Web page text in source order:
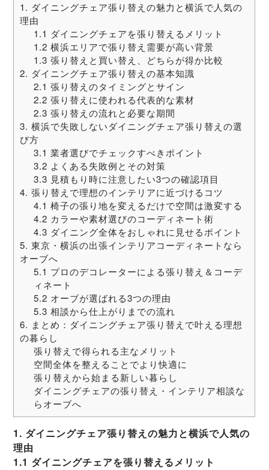
1. ダイニングチェア張り替えの魅力と横浜で人気の
理由
1.1 ダイニングチェアを張り替えるメリット
1.2 横浜エリアで張り替え需要が高い背景
1.3 張り替えと買い替え、どちらが得か比較
2. ダイニングチェア張り替えの基本知識
2.1 張り替えのタイミングとサイン
2.2 張り替えに使われる代表的な素材
2.3 張り替えの流れと必要な期間
3. 横浜で失敗しないダイニングチェア張り替えの選
び方
3.1 業者選びでチェックすべきポイント
3.2 よくある失敗例とその対策
3.3 見積もり時に注意したい3つの確認項目
4. 張り替えで理想のインテリアに近づけるコツ
4.1 椅子の張り地を変えるだけで空間は激変する
4.2 カラーや素材選びのコーディネート術
4.3 ダイニング全体をおしゃれに見せるポイント
5. 東京・横浜の出張インテリアコーディネートなら
オーブへ
5.1 プロのデコレーターによる張り替え＆コーデ
ィネート
5.2 オーブが選ばれる3つの理由
5.3 相談から仕上がりまでの流れ
6. まとめ：ダイニングチェア張り替えで叶える理想
の暮らし
張り替えで得られる主なメリット
空間全体を整えることでより快適に
張り替えから始まる新しい暮らし
ダイニングチェアの張り替え・インテリア相談な
らオーブへ
1. ダイニングチェア張り替えの魅力と横浜で人気の
理由
1.1 ダイニングチェアを張り替えるメリット